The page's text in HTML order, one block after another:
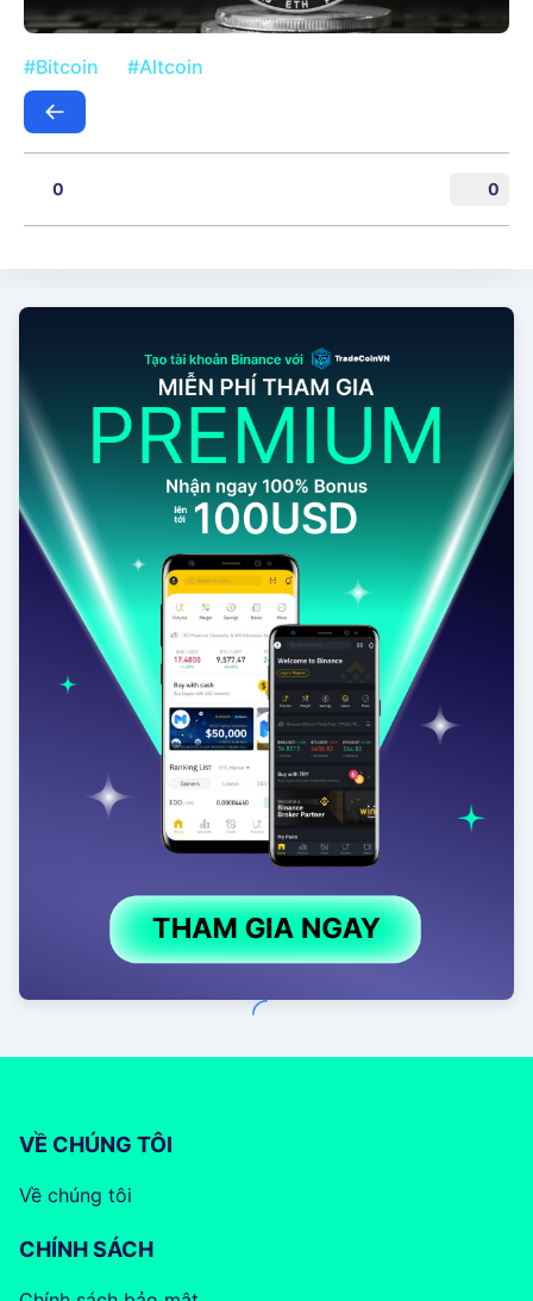
#Bitcoin #Altcoin
0 0
VỀ CHÚNG TÔI
Về chúng tôi
CHÍNH SÁCH